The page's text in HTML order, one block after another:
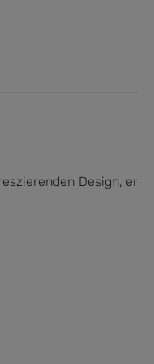
Design, er